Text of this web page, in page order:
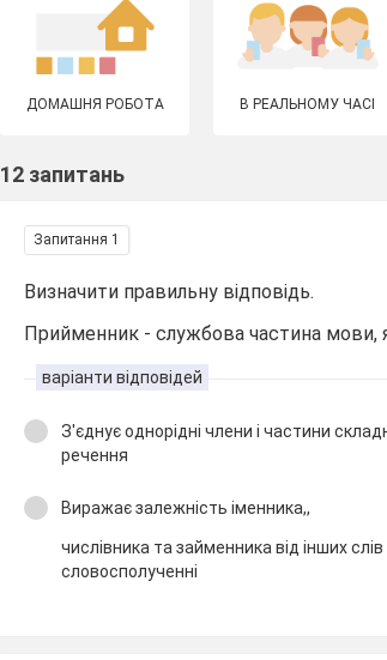
ДОМАШНЯ РОБОТА В РЕАЛЬНОМУ ЧАСІ
12 запитань
Запитання 1
Визначити правильну відповідь.
Прийменник - службова частина мови,
варіанти відповідей
З'єднує однорідні члени і частини
речення
Виражає залежність іменника,,
числівника та займенника від інших слів
словосполученні